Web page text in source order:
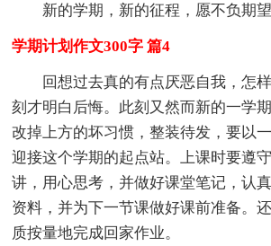
新的学期，新的征程，愿不负期望
学期计划作文300字 篇4
回想过去真的有点厌恶自我，怎样
刻才明白后悔。此刻又然而新的一学
改掉上方的坏习惯，整装待发，要以
迎接这个学期的起点站。上课时要遵
讲，用心思考，并做好课堂笔记，认
资料，并为下一节课做好课前准备。
质按量地完成回家作业。